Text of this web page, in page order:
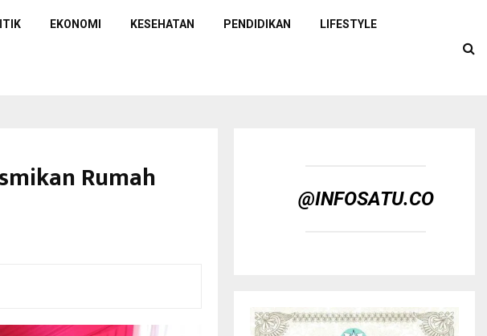
EKONOMI KESEHATAN PENDIDIKAN LIFESTYLE
Rumah
@INFOSATU.CO